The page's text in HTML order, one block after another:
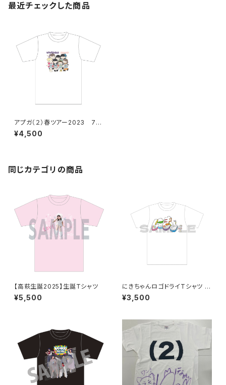
最近チェックした商品
アプガ（２）春ツアー2023 7人
集合！島崎イラストTシャツ
¥4,500
同じカテゴリの商品
【高萩生誕2025】生誕Tシャツ
¥5,500
にきちゃんロゴドライTシャツ う
さぎさんver.
¥3,500